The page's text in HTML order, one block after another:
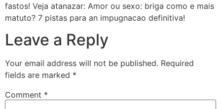
fastos! Veja atanazar: Amor ou sexo: briga como e mais
matuto? 7 pistas para an impugnacao definitiva!
Leave a Reply
Your email address will not be published. Required
fields are marked *
Comment *